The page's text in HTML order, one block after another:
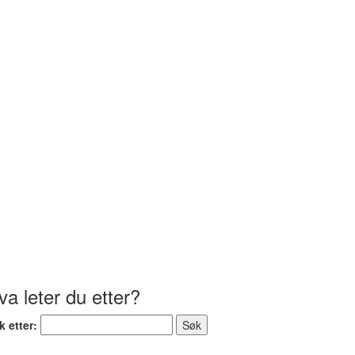
leter du etter?
etter: